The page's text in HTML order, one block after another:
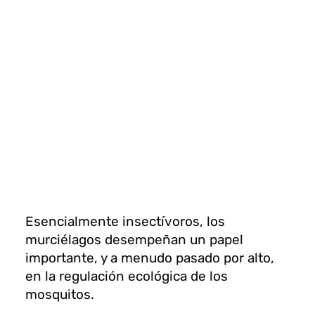
Esencialmente insectívoros, los
murciélagos desempeñan un papel
importante, y a menudo pasado por alto,
en la regulación ecológica de los
mosquitos.